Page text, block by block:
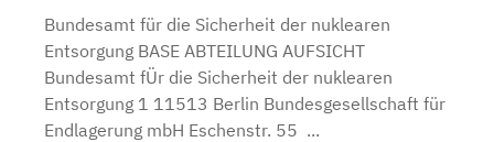
Bundesamt für die Sicherheit der nuklearen
Entsorgung BASE ABTEILUNG AUFSICHT
Bundesamt fÜr die Sicherheit der nuklearen
Entsorgung 1 11513 Berlin Bundesgesellschaft für
Endlagerung mbH Eschenstr. 55 ...